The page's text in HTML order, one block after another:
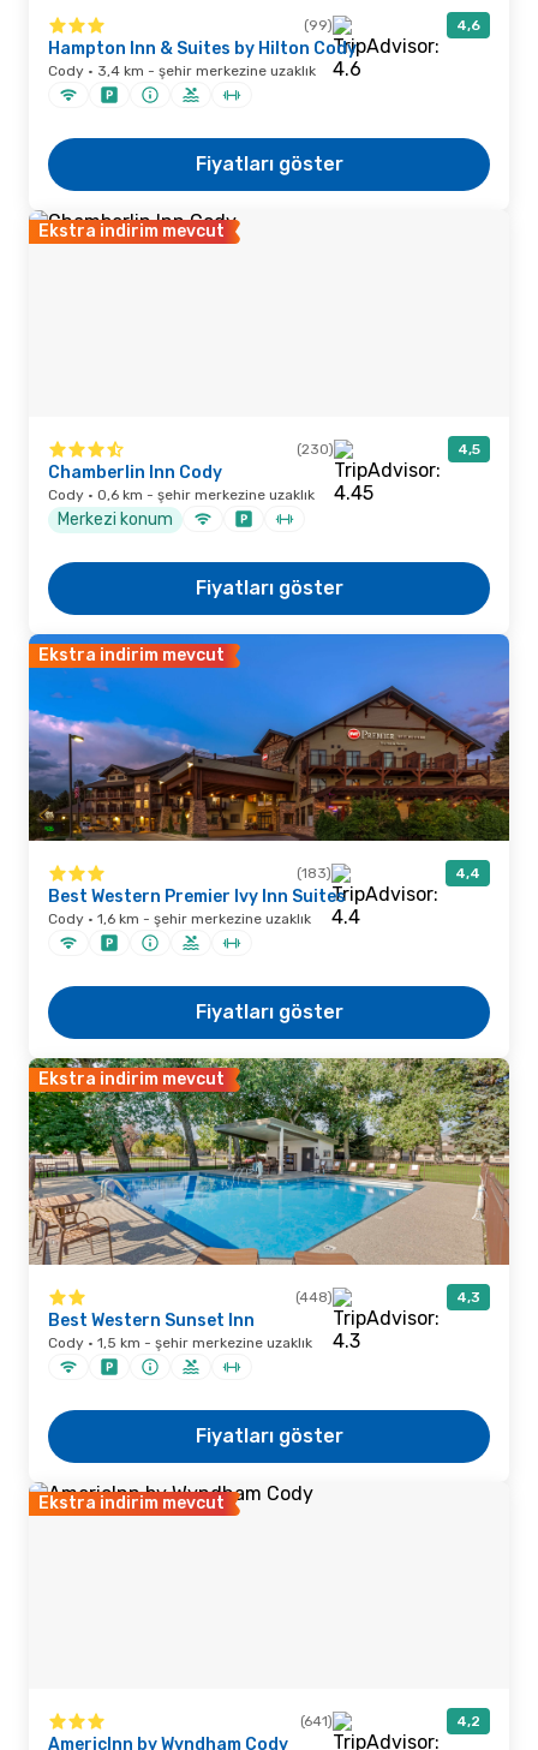
(99) 4,6
Hampton Inn & Suites by Hilton Cody
Cody · 3,4 km - şehir merkezine uzaklık
Fiyatları göster
Ekstra indirim mevcut
(230) 4,5
Chamberlin Inn Cody
Cody · 0,6 km - şehir merkezine uzaklık
Merkezi konum
Fiyatları göster
Ekstra indirim mevcut
(183) 4,4
Best Western Premier Ivy Inn Suites
Cody · 1,6 km - şehir merkezine uzaklık
Fiyatları göster
Ekstra indirim mevcut
(448) 4,3
Best Western Sunset Inn
Cody · 1,5 km - şehir merkezine uzaklık
Fiyatları göster
Ekstra indirim mevcut
(641) 4,2
AmericInn by Wyndham Cody